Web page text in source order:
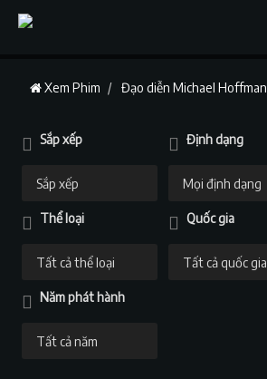
Xem Phim Đạo diễn Michael Hoffman
Sắp xếp Định dạng
Thể loại Quốc gia
Năm phát hành